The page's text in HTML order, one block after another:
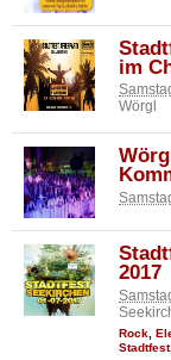
im
Wörgl
2017
Rock
Stadtfest,